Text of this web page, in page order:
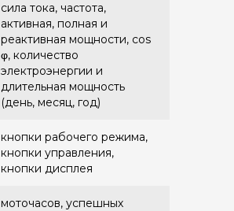
сила тока, частота,
активная, полная и
реактивная мощности, cos
φ, количество
электроэнергии и
длительная мощность
(день, месяц, год)
кнопки рабочего режима,
кнопки управления,
кнопки дисплея
моточасов, успешных